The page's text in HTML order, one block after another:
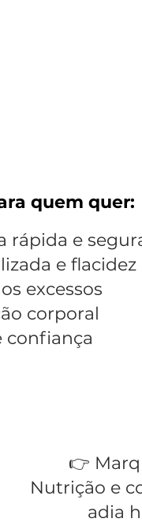
quem quer:
rápida e
e flacidez
excessos
corporal
confiança
👉
Nutrição e
adia